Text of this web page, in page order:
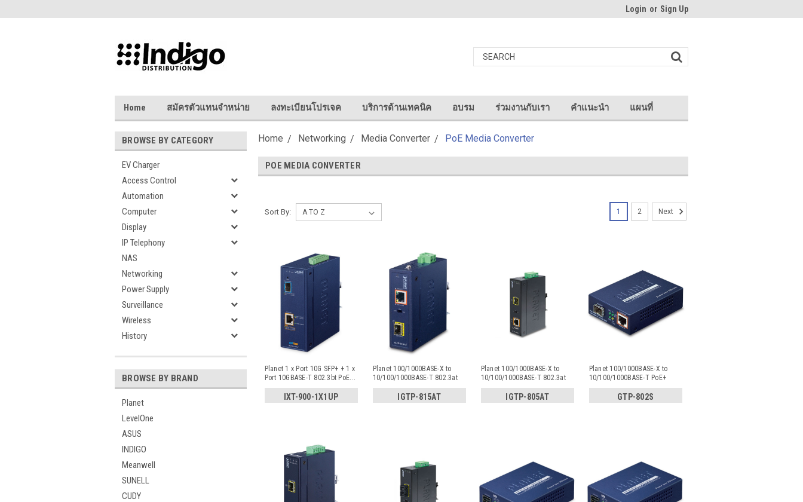
Login or Sign Up
Home สมัครตัวแทนจำหน่าย ลงทะเบียนโปรเจค บริการด้านเทคนิค อบรม ร่วมงานกับเรา คำแนะนำ แผนที่
BROWSE BY CATEGORY
EV Charger
Access Control
Automation
Computer
Display
IP Telephony
NAS
Networking
Power Supply
Surveillance
Wireless
History
BROWSE BY BRAND
Planet
LevelOne
ASUS
INDIGO
Meanwell
SUNELL
CUDY
Home Networking Media Converter PoE Media Converter
POE MEDIA CONVERTER
Sort By:
Planet 1 x Port 10G SFP+ + 1 x
Port 10GBASE-T 802.3bt PoE...
IXT-900-1X1UP
Planet 100/1000BASE-X to
10/100/1000BASE-T 802.3at
PoE+ I...
IGTP-815AT
Planet 100/1000BASE-X to
10/100/1000BASE-T 802.3at
PoE+ I...
IGTP-805AT
Planet 100/1000BASE-X to
10/100/1000BASE-T PoE+
Media Con...
GTP-802S
1 2 Next